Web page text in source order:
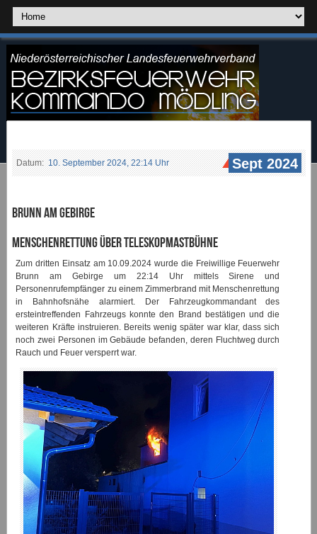
Datum: 10. September 2024, 22:14 Uhr Sept 2024
Brunn am Gebirge
Menschenrettung über Teleskopmastbühne
Zum dritten Einsatz am 10.09.2024 wurde die Freiwillige Feuerwehr
Brunn am Gebirge um 22:14 Uhr mittels Sirene und
Personenrufempfänger zu einem Zimmerbrand mit Menschenrettung
in Bahnhofsnähe alarmiert. Der Fahrzeugkommandant des
ersteintreffenden Fahrzeugs konnte den Brand bestätigen und die
weiteren Kräfte instruieren. Bereits wenig später war klar, dass sich
noch zwei Personen im Gebäude befanden, deren Fluchtweg durch
Rauch und Feuer versperrt war.